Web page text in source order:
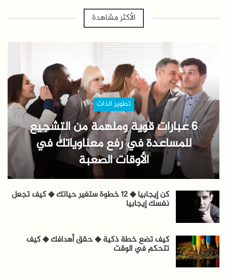
الأكثر مشاهدة
تطوير الذات
6 عبارات قوية وملهمة من التشجيع
للمساعدة في رفع معناوياتك في
الأوقات الصعبة
كن إيجابيا ◆ 12 خطوة ستغير حياتك ◆ كيف تجعل
نفسك إيجابيا
كيف تضع خطة ذكية ◆ حقق أهدافك ◆ كيف
تتحكم في الوقت